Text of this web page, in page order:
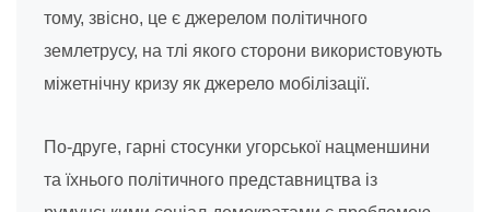
тому, звісно, це є джерелом політичного
землетрусу, на тлі якого сторони використовують
міжетнічну кризу як джерело мобілізації.
По-друге, гарні стосунки угорської нацменшини
та їхнього політичного представництва із